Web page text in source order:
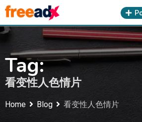
Skip
to
content
Tag:
看变性人色情片
Home Blog 看变性人色情片